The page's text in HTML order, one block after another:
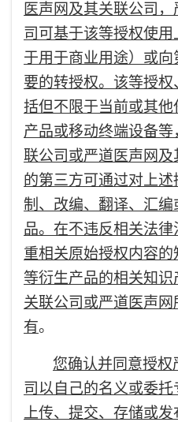
医声网及其关联公司
司可基于该等授权使
于用于商业用途）或
要的转授权。该等授
括但不限于当前或其他
产品或移动终端设备
联公司或严道医声网及
的第三方可通过对上
制、改编、翻译、汇
品。在不违反相关法
重相关原始授权内容
等衍生产品的相关知
关联公司或严道医声
有。
您确认并同意授
司以自己的名义或委
上传、提交、存储或